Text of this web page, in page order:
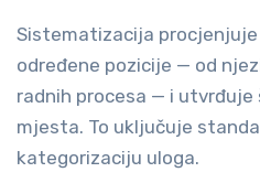
Sistematizacija
određene pozicije — od
radnih procesa — i
mjesta. To uključuje
kategorizaciju uloga.